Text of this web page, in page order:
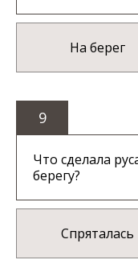
На берег
9
Что сделала
берегу?
Спряталась